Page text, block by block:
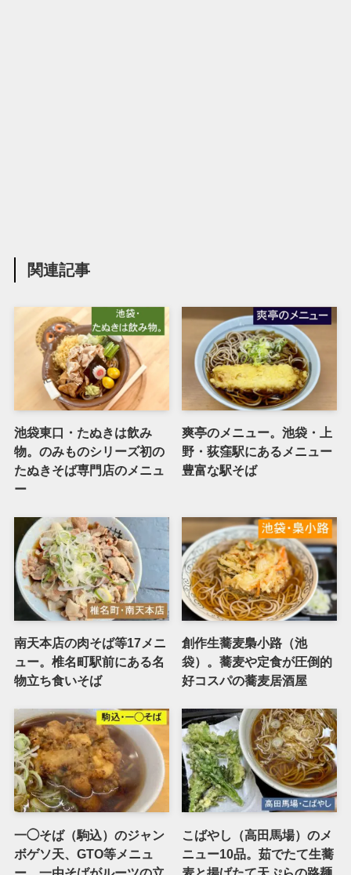
関連記事
池袋東口・たぬきは飲み
物。のみものシリーズ初の
たぬきそば専門店のメニュ
ー
爽亭のメニュー。池袋・上
野・荻窪駅にあるメニュー
豊富な駅そば
南天本店の肉そば等17メニ
ュー。椎名町駅前にある名
物立ち食いそば
創作生蕎麦梟小路（池
袋）。蕎麦や定食が圧倒的
好コスパの蕎麦居酒屋
一◯そば（駒込）のジャン
ボゲソ天、GTO等メニュ
こばやし（高田馬場）のメ
ニュー10品。茹でたて生蕎